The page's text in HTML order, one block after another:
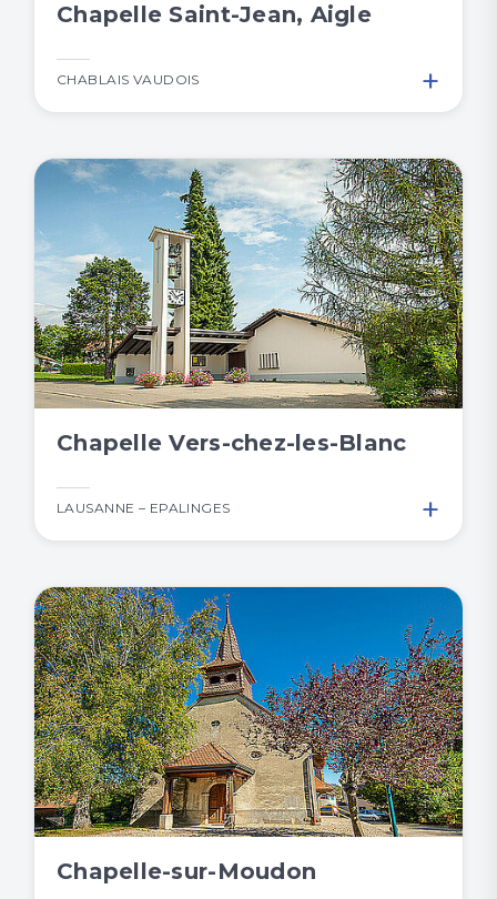
Chapelle Saint-Jean, Aigle
CHABLAIS VAUDOIS +
Chapelle Vers-chez-les-Blanc
LAUSANNE – EPALINGES +
Chapelle-sur-Moudon